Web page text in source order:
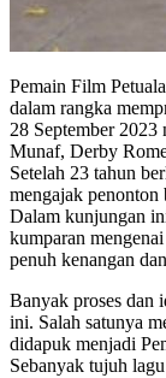
Pemain Film
dalam rangka
28 September
Munaf, Derby
Setelah 23 tahun
mengajak penonton
Dalam kunjungan
kumparan
penuh kenangan
Banyak proses dan
ini. Salah satunya
didapuk menjadi
Sebanyak tujuh